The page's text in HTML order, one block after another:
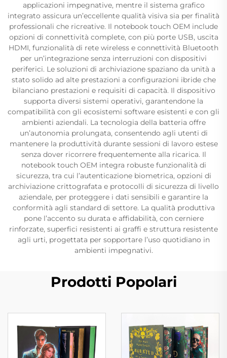
applicazioni impegnative, mentre il sistema grafico
integrato assicura un’eccellente qualità visiva sia per finalità
professionali che ricreative. Il notebook touch OEM include
opzioni di connettività complete, con più porte USB, uscita
HDMI, funzionalità di rete wireless e connettività Bluetooth
per un’integrazione senza interruzioni con dispositivi
periferici. Le soluzioni di archiviazione spaziano da unità a
stato solido ad alte prestazioni a configurazioni ibride che
bilanciano prestazioni e requisiti di capacità. Il dispositivo
supporta diversi sistemi operativi, garantendone la
compatibilità con gli ecosistemi software esistenti e con gli
ambienti aziendali. La tecnologia della batteria offre
un’autonomia prolungata, consentendo agli utenti di
mantenere la produttività durante sessioni di lavoro estese
senza dover ricorrere frequentemente alla ricarica. Il
notebook touch OEM integra robuste funzionalità di
sicurezza, tra cui l’autenticazione biometrica, opzioni di
archiviazione crittografata e protocolli di sicurezza di livello
aziendale, per proteggere i dati sensibili e garantire la
conformità agli standard di settore. La qualità produttiva
pone l’accento su durata e affidabilità, con cerniere
rinforzate, superfici resistenti ai graffi e struttura resistente
agli urti, progettata per sopportare l’uso quotidiano in
ambienti impegnativi.
Prodotti Popolari